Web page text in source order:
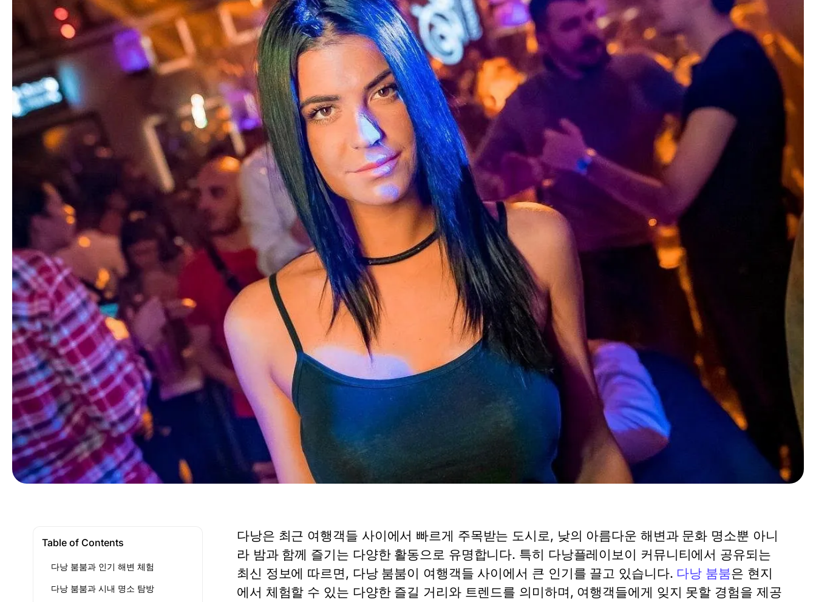
Table of Contents
다낭 붐붐과 인기 해변 체험
다낭 붐붐과 시내 명소 탐방
다낭은 최근 여행객들 사이에서 빠르게 주목받는 도시로, 낮의 아름다운 해변과 문화 명소뿐 아니
라 밤과 함께 즐기는 다양한 활동으로 유명합니다. 특히 다낭플레이보이 커뮤니티에서 공유되는
최신 정보에 따르면, 다낭 붐붐이 여행객들 사이에서 큰 인기를 끌고 있습니다. 다낭 붐붐은 현지
에서 체험할 수 있는 다양한 즐길 거리와 트렌드를 의미하며, 여행객들에게 잊지 못할 경험을 제공